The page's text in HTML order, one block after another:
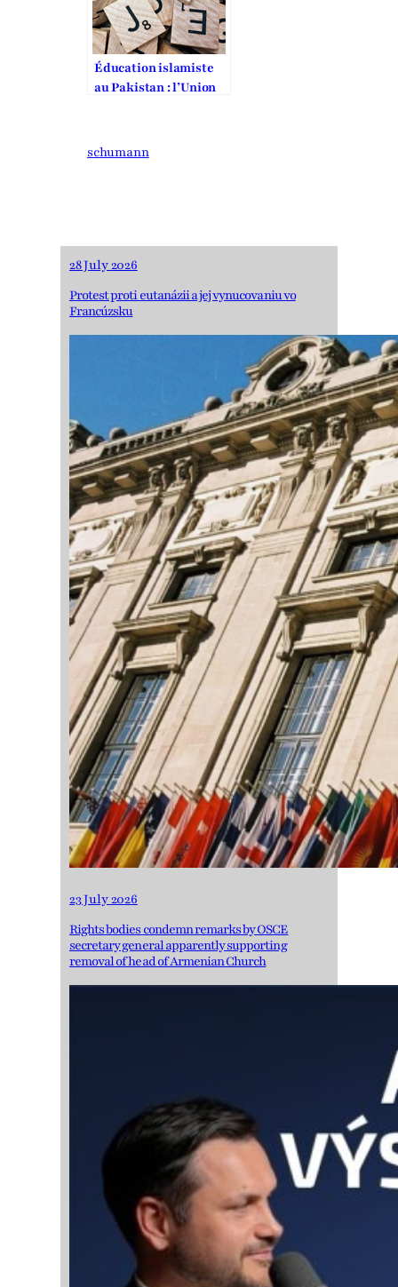
Éducation islamiste
au Pakistan : l’Union
à coup de millions
schumann
28 July 2026
Protest proti eutanázii a jej vynucovaniu vo
Francúzsku
23 July 2026
Rights bodies condemn remarks by OSCE
secretary general apparently supporting
removal of head of Armenian Church